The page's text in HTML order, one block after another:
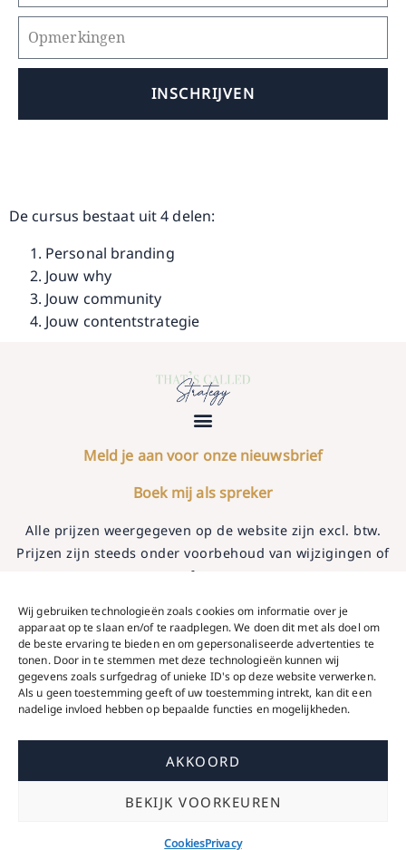
Wij gebruiken technologieën zoals cookies om informatie over je
apparaat op te slaan en/of te raadplegen. We doen dit met als doel om
de beste ervaring te bieden en om gepersonaliseerde advertenties te
tonen. Door in te stemmen met deze technologieën kunnen wij
gegevens zoals surfgedrag of unieke ID's op deze website verwerken.
Als u geen toestemming geeft of uw toestemming intrekt, kan dit een
nadelige invloed hebben op bepaalde functies en mogelijkheden.
AKKOORD
BEKIJK VOORKEUREN
CookiesPrivacy
INSCHRIJVEN
De cursus bestaat uit 4 delen:
Personal branding
Jouw why
Jouw community
Jouw contentstrategie
Meld je aan voor onze nieuwsbrief
Boek mij als spreker
Alle prijzen weergegeven op de website zijn excl. btw.
Prijzen zijn steeds onder voorbehoud van wijzigingen of
typfouten.
Fotografie door Ellen Terrace, Noud Van Aken, Tinneke Lodeweyckx,
Nicole den Harder, Jolien Quintyn, Maxime Hoofdt, mezelf en andere
liefdevolle amateur fotografen. Video- en fotografie door Lucy De
Bruijn en Yannick Van Aertselaer.
© 2021-2026 That’s Called Strategy | Alle rechten
voorbehouden | BTW BE0801945421
Kumppani BV – Bommelsrede 13 – 9070 Destelbergen
design That’s Called Strategy